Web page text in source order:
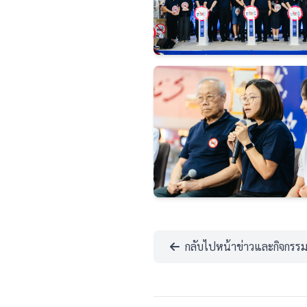
กลับไปหน้าข่าวและกิจกรรม